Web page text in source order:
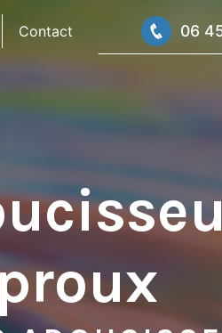
Contact 06